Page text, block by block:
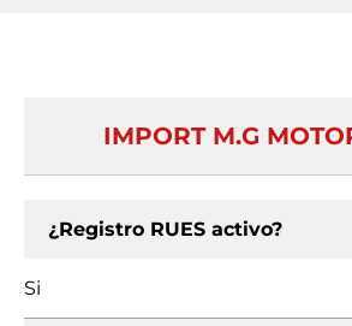
IMPORT M.G
¿Registro RUES activo?
Si